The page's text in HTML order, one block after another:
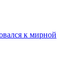
к мирной